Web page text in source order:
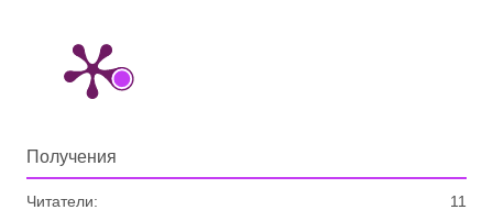
Получения
Читатели: 11